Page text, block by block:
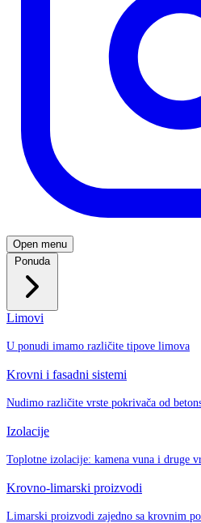
Open menu
Limovi
U ponudi imamo različite tipove limova
Krovni i fasadni sistemi
Nudimo različite vrste pokrivača od
Izolacije
Toplotne izolacije: kamena vuna i druge
Krovno-limarski proizvodi
Limarski proizvodi zajedno sa krovnim